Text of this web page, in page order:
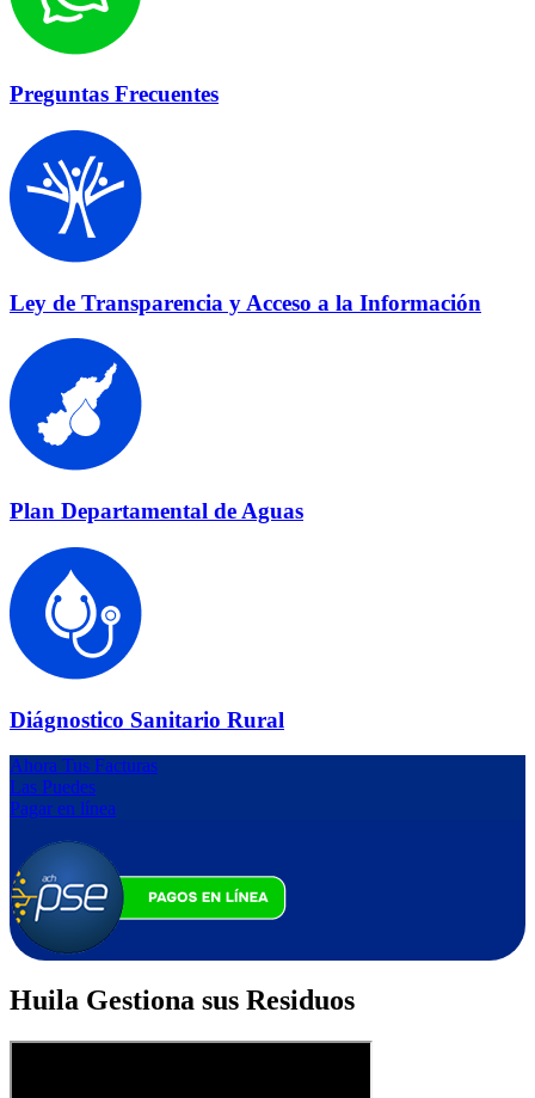
Preguntas Frecuentes
Ley de Transparencia y Acceso a la Información
Plan Departamental de Aguas
Diágnostico Sanitario Rural
Ahora Tus Facturas
Las Puedes
Pagar en línea
Huila Gestiona sus Residuos